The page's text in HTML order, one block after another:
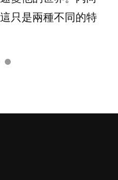
只是兩種不同的特